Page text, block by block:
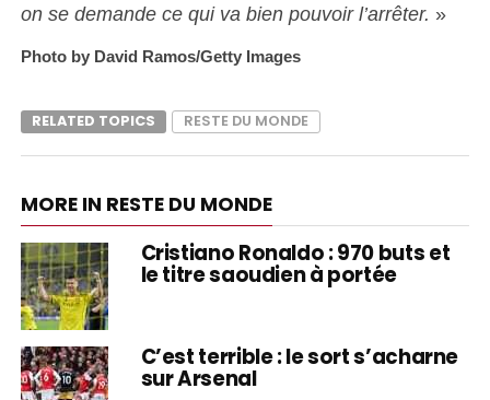
on se demande ce qui va bien pouvoir l’arrêter. »
Photo by David Ramos/Getty Images
RELATED TOPICS RESTE DU MONDE
MORE IN RESTE DU MONDE
Cristiano Ronaldo : 970 buts et
le titre saoudien à portée
C’est terrible : le sort s’acharne
sur Arsenal